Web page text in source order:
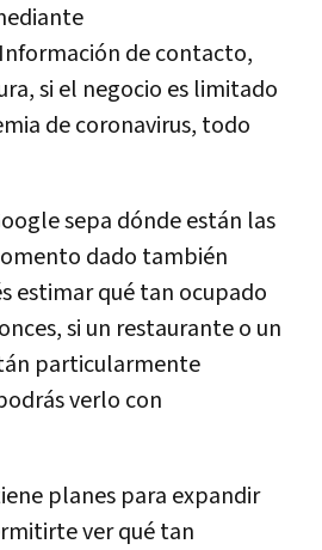
de contacto,
si el negocio es limitado
de coronavirus, todo
sepa dónde están las
dado también
estimar qué tan ocupado
si un restaurante o un
particularmente
verlo con
planes para expandir
ver qué tan